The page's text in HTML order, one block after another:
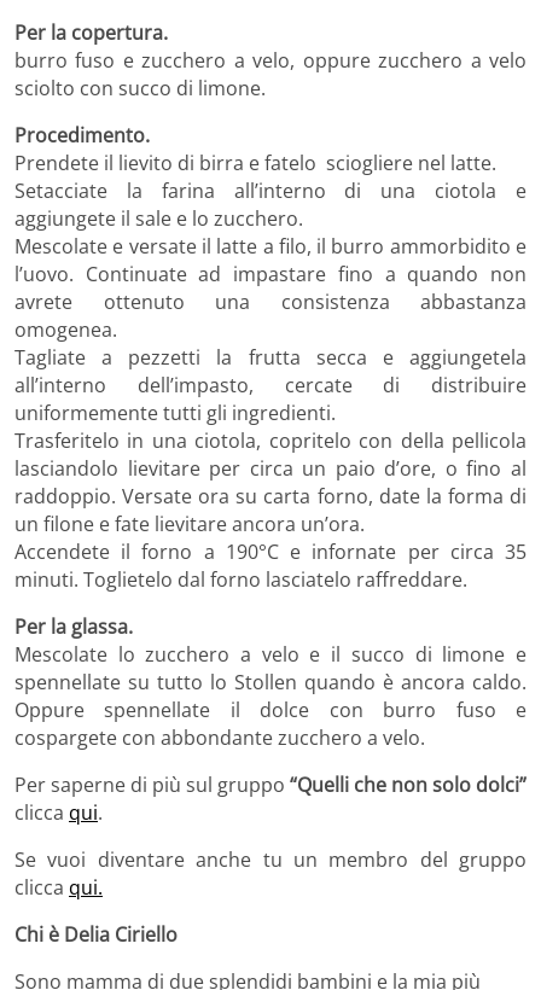
Per la copertura.
burro fuso e zucchero a velo, oppure zucchero a velo
sciolto con succo di limone.
Procedimento.
Prendete il lievito di birra e fatelo sciogliere nel latte.
Setacciate la farina all’interno di una ciotola e
aggiungete il sale e lo zucchero.
Mescolate e versate il latte a filo, il burro ammorbidito e
l’uovo. Continuate ad impastare fino a quando non
avrete ottenuto una consistenza abbastanza
omogenea.
Tagliate a pezzetti la frutta secca e aggiungetela
all’interno dell’impasto, cercate di distribuire
uniformemente tutti gli ingredienti.
Trasferitelo in una ciotola, copritelo con della pellicola
lasciandolo lievitare per circa un paio d’ore, o fino al
raddoppio. Versate ora su carta forno, date la forma di
un filone e fate lievitare ancora un’ora.
Accendete il forno a 190°C e infornate per circa 35
minuti. Toglietelo dal forno lasciatelo raffreddare.
Per la glassa.
Mescolate lo zucchero a velo e il succo di limone e
spennellate su tutto lo Stollen quando è ancora caldo.
Oppure spennellate il dolce con burro fuso e
cospargete con abbondante zucchero a velo.
Per saperne di più sul gruppo “Quelli che non solo dolci”
clicca qui.
Se vuoi diventare anche tu un membro del gruppo
clicca qui.
Chi è Delia Ciriello
Sono mamma di due splendidi bambini e la mia più